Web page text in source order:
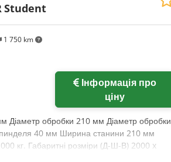
1 750 km
Student
ціну
Діаметр обробки 210 мм Діаметр обробки
40 мм Ширина станини 210 мм
кг. Габаритні розміри (Д-Ш-В) 2000 x
- Трикулачковий патрон, діаметр